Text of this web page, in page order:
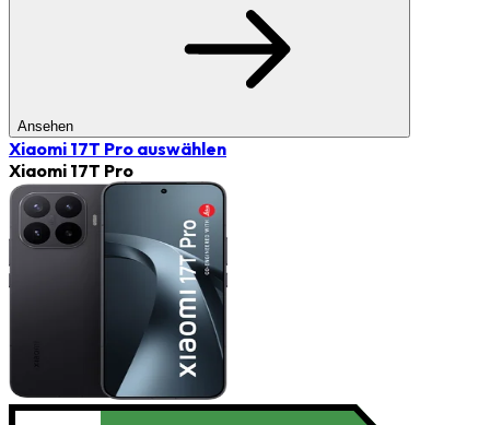
Ansehen
Xiaomi 17T Pro auswählen
Xiaomi 17T Pro